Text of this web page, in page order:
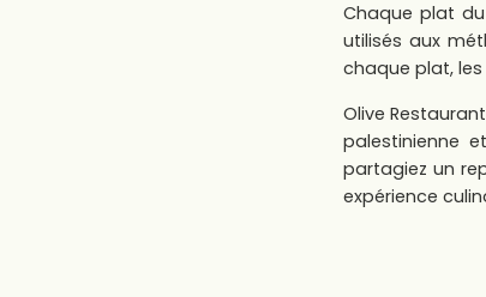
Chaque plat
utilisés aux
chaque plat,
Olive
palestinienne
partagiez un
expérience